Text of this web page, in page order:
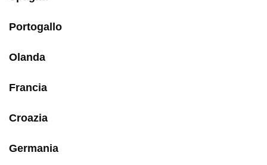
Portogallo
Olanda
Francia
Croazia
Germania